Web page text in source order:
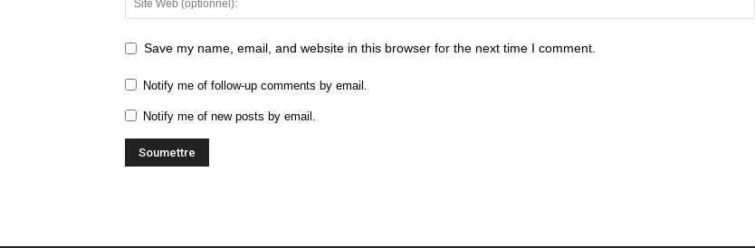
Save my name, email, and website in this browser for the next time I comment.
Notify me of follow-up comments by email.
Notify me of new posts by email.